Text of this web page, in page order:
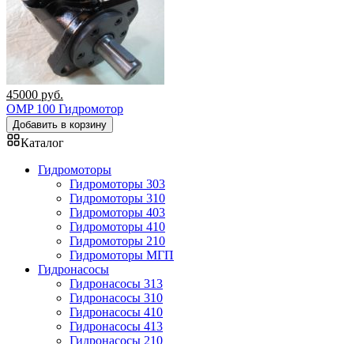
45000 руб.
OMP 100 Гидромотор
Добавить в корзину
Каталог
Гидромоторы
Гидромоторы 303
Гидромоторы 310
Гидромоторы 403
Гидромоторы 410
Гидромоторы 210
Гидромоторы МГП
Гидронасосы
Гидронасосы 313
Гидронасосы 310
Гидронасосы 410
Гидронасосы 413
Гидронасосы 210